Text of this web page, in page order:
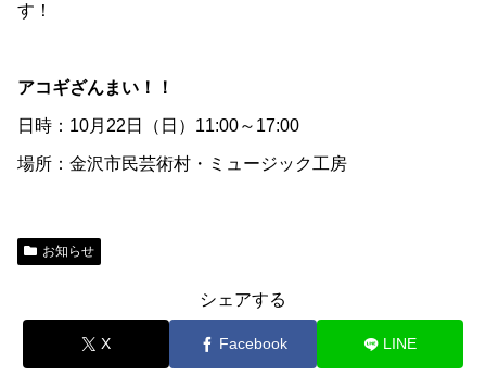
す！
アコギざんまい！！
日時：10月22日（日）11:00～17:00
場所：金沢市民芸術村・ミュージック工房
お知らせ
シェアする
X Facebook LINE